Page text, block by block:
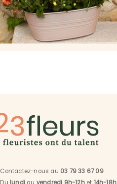
Contactez-nous au 03 79 33 67 09